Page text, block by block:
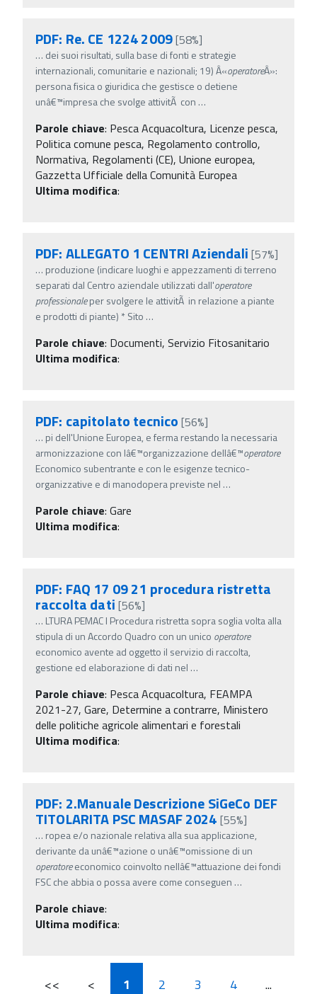
PDF: Re. CE 1224 2009[58%]
… dei suoi risultati, sulla base di fonti e strategie
internazionali, comunitarie e nazionali; 19) Â«operatoreÂ»:
persona fisica o giuridica che gestisce o detiene
unâ€™impresa che svolge attivitÃ con …
Parole chiave: Pesca Acquacoltura, Licenze pesca,
Politica comune pesca, Regolamento controllo,
Normativa, Regolamenti (CE), Unione europea,
Gazzetta Ufficiale della Comunità Europea
Ultima modifica:
PDF: ALLEGATO 1 CENTRI Aziendali [57%]
… produzione (indicare luoghi e appezzamenti di terreno
separati dal Centro aziendale utilizzati dall'operatore
professionaleper svolgere le attivitÃ in relazione a piante
e prodotti di piante) * Sito …
Parole chiave: Documenti, Servizio Fitosanitario
Ultima modifica:
PDF: capitolato tecnico [56%]
… pi dell'Unione Europea, e ferma restando la necessaria
armonizzazione con lâ€™organizzazione dellâ€™operatore
Economico subentrante e con le esigenze tecnico-
organizzative e di manodopera previste nel …
Parole chiave: Gare
Ultima modifica:
PDF: FAQ 17 09 21 procedura ristretta
raccolta dati [56%]
… LTURA PEMAC I Procedura ristretta sopra soglia volta alla
stipula di un Accordo Quadro con un unico operatore
economico avente ad oggetto il servizio di raccolta,
gestione ed elaborazione di dati nel …
Parole chiave: Pesca Acquacoltura, FEAMPA
2021-27, Gare, Determine a contrarre, Ministero
delle politiche agricole alimentari e forestali
Ultima modifica:
PDF: 2.Manuale Descrizione SiGeCo DEF
TITOLARITA PSC MASAF 2024 [55%]
… ropea e/o nazionale relativa alla sua applicazione,
derivante da unâ€™azione o unâ€™omissione di un
operatoreeconomico coinvolto nellâ€™attuazione dei fondi
FSC che abbia o possa avere come conseguen …
Parole chiave:
Ultima modifica:
<< < 1 2 3 4 ...